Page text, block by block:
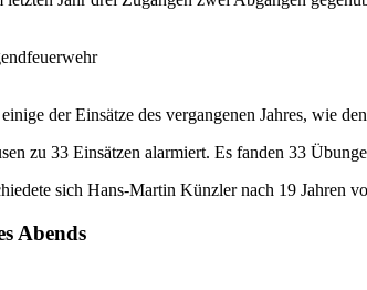
der Einsätze des vergangenen Jahres, wie
zu 33 Einsätzen alarmiert. Es fanden 33
sich Hans-Martin Künzler nach 19 Jahren
Abends